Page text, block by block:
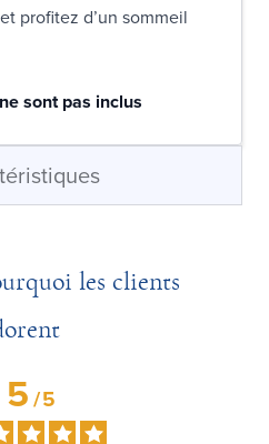
profitez d’un sommeil
sont pas inclus
les clients
5/5